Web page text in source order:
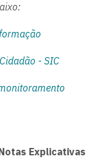
- SIC
Explicativas